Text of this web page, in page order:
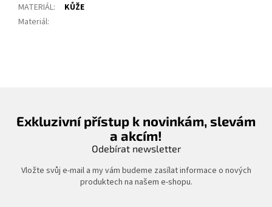
MATERIÁL:
KŮŽE
Materiál:
Exkluzivní přístup k novinkám, slevám
a akcím!
Odebírat newsletter
Vložte svůj e-mail a my vám budeme zasílat informace o nových
produktech na našem e-shopu.